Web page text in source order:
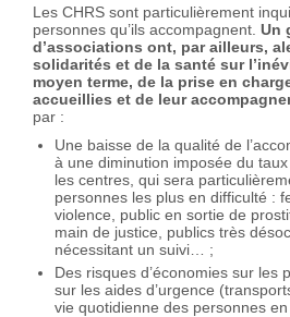
Les CHRS sont particulièrement
personnes qu’ils accompagnent. Un
d’associations ont, par ailleurs,
solidarités et de la santé sur
moyen terme, de la prise en
accueillies et de leur
par :
Une baisse de la qualité de
à une diminution imposée du
les centres, qui sera
personnes les plus en difficulté :
violence, public en sortie de
main de justice, publics très
nécessitant un suivi… ;
Des risques d’économies sur les
sur les aides d’urgence
vie quotidienne des personnes